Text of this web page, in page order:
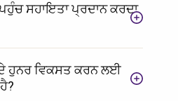
ਸਹਾਇਤਾ ਪ੍ਰਦਾਨ ਕਰਦਾ
ਦੇ ਹੁਨਰ ਵਿਕਸਤ ਕਰਨ ਲਈ